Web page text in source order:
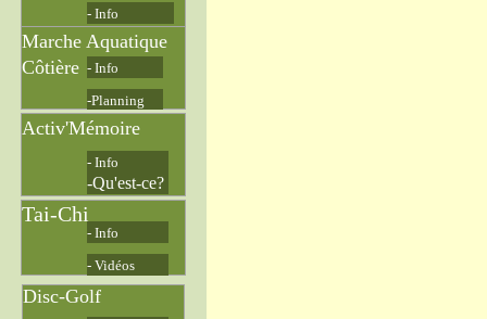
Tai-Chi
Activ'Mémoire
-Planning
- Info
- Info
- Info
Marche Aquatique
Côtière
- Vidéos
-Qu'est-ce?
- Info
Disc-Golf